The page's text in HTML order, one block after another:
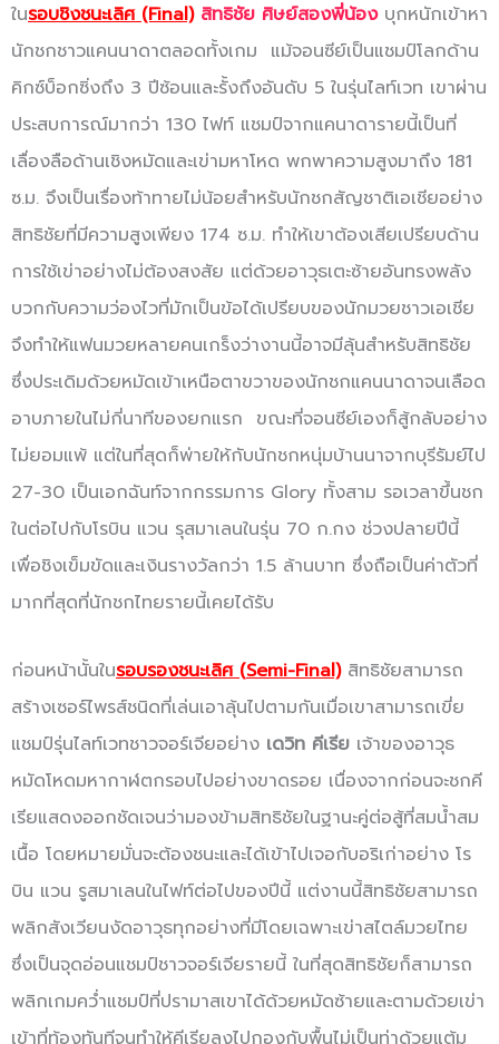
ในรอบชิงชนะเลิศ(Final) สิทธิชัย ศิษย์สองพี่น้อง บุกหนักเข้าหา
นักชกชาวแคนนาดาตลอดทั้งเกม แม้จอนซีย์เป็นแชมป์โลกด้าน
คิกซ์บ็อกซิ่งถึง 3 ปีซ้อนและรั้งถึงอันดับ 5 ในรุ่นไลท์เวท เขาผ่าน
ประสบการณ์มากว่า 130 ไฟท์ แชมป์จากแคนาดารายนี้เป็นที่
เลื่องลือด้านเชิงหมัดและเข่ามหาโหด พกพาความสูงมาถึง 181
ซ.ม. จึงเป็นเรื่องท้าทายไม่น้อยสำหรับนักชกสัญชาติเอเชียอย่าง
สิทธิชัยที่มีความสูงเพียง 174 ซ.ม. ทำให้เขาต้องเสียเปรียบด้าน
การใช้เข่าอย่างไม่ต้องสงสัย แต่ด้วยอาวุธเตะซ้ายอันทรงพลัง
บวกกับความว่องไวที่มักเป็นข้อได้เปรียบของนักมวยชาวเอเชีย
จึงทำให้แฟนมวยหลายคนเกร็งว่างานนี้อาจมีลุ้นสำหรับสิทธิชัย
ซึ่งประเดิมด้วยหมัดเข้าเหนือตาขวาของนักชกแคนนาดาจนเลือด
อาบภายในไม่กี่นาทีของยกแรก ขณะที่จอนซีย์เองก็สู้กลับอย่าง
ไม่ยอมแพ้ แต่ในที่สุดก็พ่ายให้กับนักชกหนุ่มบ้านนาจากบุรีรัมย์ไป
27-30 เป็นเอกฉันท์จากกรรมการ Glory ทั้งสาม รอเวลาขึ้นชก
ในต่อไปกับโรบิน แวน รุสมาเลนในรุ่น 70 ก.กง ช่วงปลายปีนี้
เพื่อชิงเข็มขัดและเงินรางวัลกว่า 1.5 ล้านบาท ซึ่งถือเป็นค่าตัวที่
มากที่สุดที่นักชกไทยรายนี้เคยได้รับ
ก่อนหน้านั้นในรอบรองชนะเลิศ (Semi-Final)สิทธิชัยสามารถ
สร้างเซอร์ไพรส์ชนิดที่เล่นเอาลุ้นไปตามกันเมื่อเขาสามารถเขี่ย
แชมป์รุ่นไลท์เวทชาวจอร์เจียอย่าง เดวิท คีเรีย เจ้าของอาวุธ
หมัดโหดมหากาฬตกรอบไปอย่างขาดรอย เนื่องจากก่อนจะชกคี
เรียแสดงออกชัดเจนว่ามองข้ามสิทธิชัยในฐานะคู่ต่อสู้ที่สมน้ำสม
เนื้อ โดยหมายมั่นจะต้องชนะและได้เข้าไปเจอกับอริเก่าอย่าง โร
บิน แวน รูสมาเลนในไฟท์ต่อไปของปีนี้ แต่งานนี้สิทธิชัยสามารถ
พลิกสังเวียนงัดอาวุธทุกอย่างที่มีโดยเฉพาะเข่าสไตล์มวยไทย
ซึ่งเป็นจุดอ่อนแชมป์ชาวจอร์เจียรายนี้ ในที่สุดสิทธิชัยก็สามารถ
พลิกเกมคว่ำแชมป์ที่ปรามาสเขาได้ด้วยหมัดซ้ายและตามด้วยเข่า
เข้าที่ท้องทันทีจนทำให้คีเรียลงไปกองกับพื้นไม่เป็นท่าด้วยแต้ม